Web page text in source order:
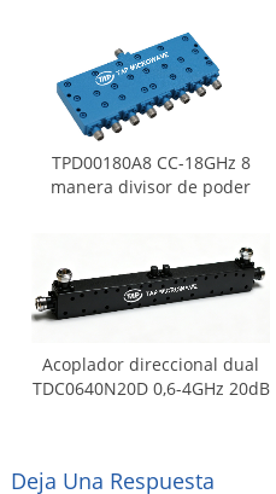
TPD00180A8 CC-18GHz 8
manera divisor de poder
Acoplador direccional dual
TDC0640N20D 0,6-4GHz 20dB
Deja Una Respuesta